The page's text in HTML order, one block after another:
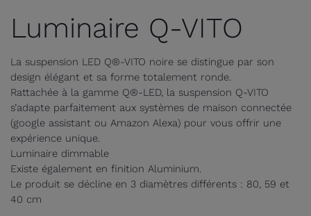
Luminaire Q-VITO
La suspension LED Q®-VITO noire se distingue par son
design élégant et sa forme totalement ronde.
Rattachée à la gamme Q®-LED, la suspension Q-VITO
s’adapte parfaitement aux systèmes de maison connectée
(google assistant ou Amazon Alexa) pour vous offrir une
expérience unique.
Luminaire dimmable
Existe également en finition Aluminium.
Le produit se décline en 3 diamètres différents : 80, 59 et
40 cm